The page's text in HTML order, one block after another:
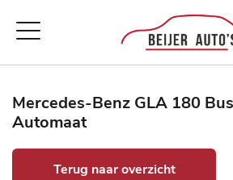
Mercedes-Benz GLA 180
Automaat
Terug naar overzicht